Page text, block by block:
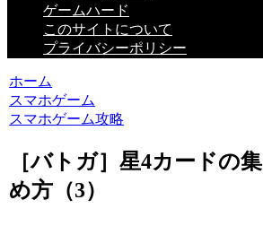
ゲームハード
このサイトについて
プライバシーポリシー
ホーム
スマホゲーム
スマホゲーム攻略
［バトガ］星4カードの集
め方（3）